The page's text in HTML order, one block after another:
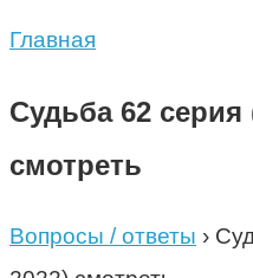
Главная
Судьба 62 серия
смотреть
Вопросы / ответы ›